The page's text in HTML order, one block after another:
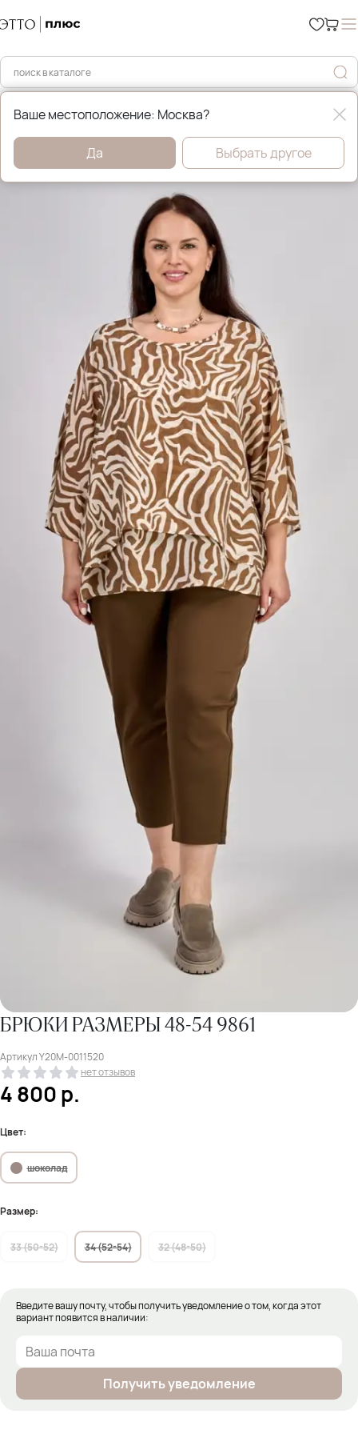
Главная Брюки и джинсы
БРЮКИ РАЗМЕРЫ 48-54 9861
АртикулY20M-0011520
нет отзывов
4 800р.
Цвет:
шоколад
Размер:
33 (50-52) 34 (52-54) 32 (48-50)
Введите вашу почту, чтобы получить уведомление о том, когда этот
вариант появится в наличии:
Получить уведомление
Ваше местоположение: Москва?
Да Выбрать другое